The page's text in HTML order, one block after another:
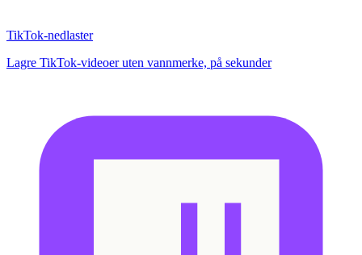
TikTok-nedlaster
Lagre TikTok-videoer uten vannmerke, på sekunder